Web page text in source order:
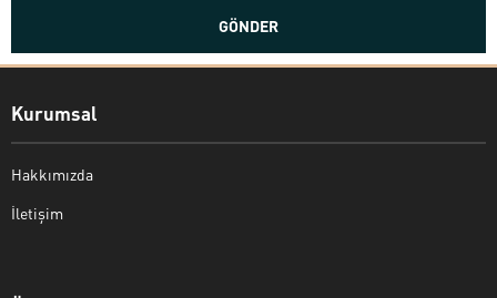
Kurumsal
Hakkımızda
İletişim